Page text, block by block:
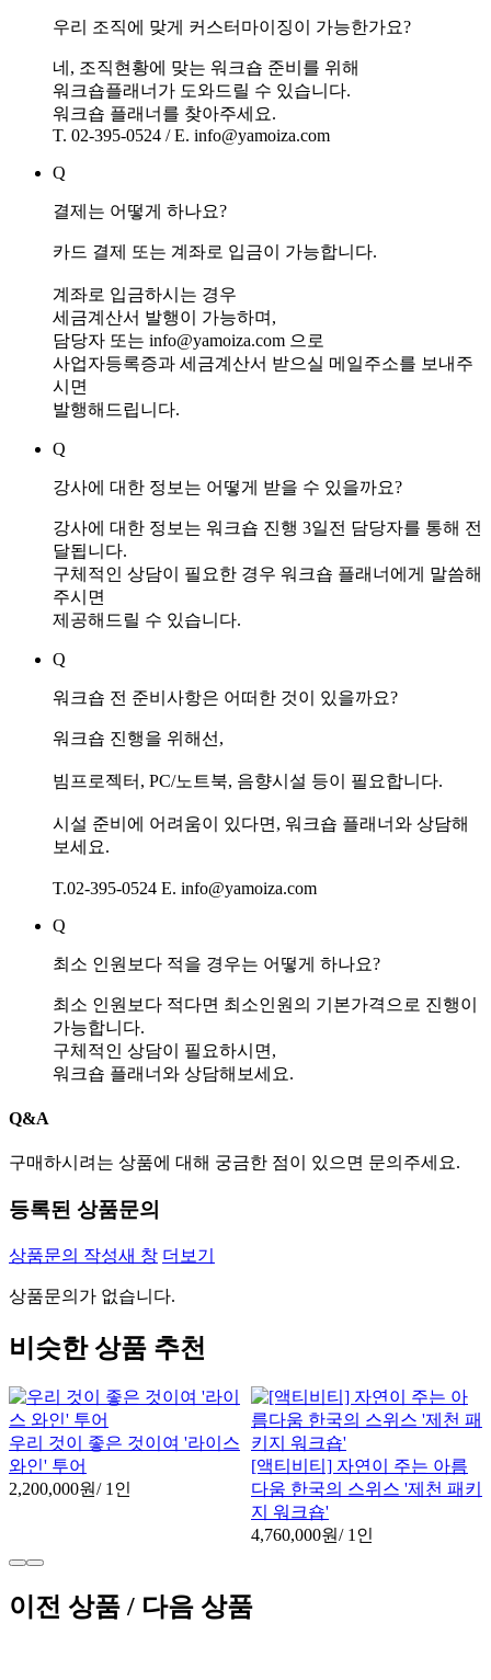
우리 조직에 맞게 커스터마이징이 가능한가요?
네, 조직현황에 맞는 워크숍 준비를 위해
워크숍플래너가 도와드릴 수 있습니다.
워크숍 플래너를 찾아주세요.
T. 02-395-0524 / E. info@yamoiza.com
Q
결제는 어떻게 하나요?
카드 결제 또는 계좌로 입금이 가능합니다.
계좌로 입금하시는 경우
세금계산서 발행이 가능하며,
담당자 또는 info@yamoiza.com 으로
사업자등록증과 세금계산서 받으실 메일주소를 보내주
시면
발행해드립니다.
Q
강사에 대한 정보는 어떻게 받을 수 있을까요?
강사에 대한 정보는 워크숍 진행 3일전 담당자를 통해 전
달됩니다.
구체적인 상담이 필요한 경우 워크숍 플래너에게 말씀해
주시면
제공해드릴 수 있습니다.
Q
워크숍 전 준비사항은 어떠한 것이 있을까요?
워크숍 진행을 위해선,
빔프로젝터, PC/노트북, 음향시설 등이 필요합니다.
시설 준비에 어려움이 있다면, 워크숍 플래너와 상담해
보세요.
T.02-395-0524 E. info@yamoiza.com
Q
최소 인원보다 적을 경우는 어떻게 하나요?
최소 인원보다 적다면 최소인원의 기본가격으로 진행이
가능합니다.
구체적인 상담이 필요하시면,
워크숍 플래너와 상담해보세요.
Q&A
구매하시려는 상품에 대해 궁금한 점이 있으면 문의주세요.
등록된 상품문의
상품문의 작성새 창 더보기
상품문의가 없습니다.
비슷한 상품 추천
우리 것이 좋은 것이여 '라이스
와인' 투어
2,200,000원/ 1인
[액티비티] 자연이 주는 아름
다움 한국의 스위스 '제천 패키
지 워크숍'
4,760,000원/ 1인
이전 상품 / 다음 상품